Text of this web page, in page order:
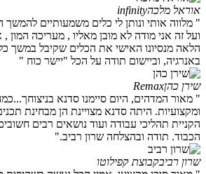
אוראל מלכהinfinity
" מלווה אותי ונותן לי כלים משמעותיים
ועל זה אני מודה לא מובן מאליו , מעריכה המון
הלאה מנסיונו האישי את הכלים שקיבל במשך
באנרגיה, וביישום תודה על הכל "יישר כוח "
שירן כהןRemax
" מאור המדהים, היום סיימנו סדנא
ומקצועיות. היתה סדנא מצויינת הן מבחינת
הקניית תהליכי עבודה ועוד נושאים רבים
הכבוד. תודה ובהצלחה שרון רביב."
שרון רביבקבוצת קפילוטו